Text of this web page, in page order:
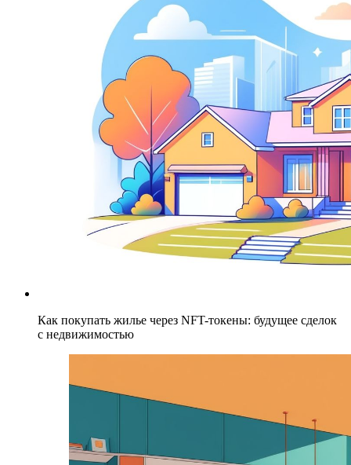
Как покупать жилье через NFT-токены: будущее сделок
с недвижимостью